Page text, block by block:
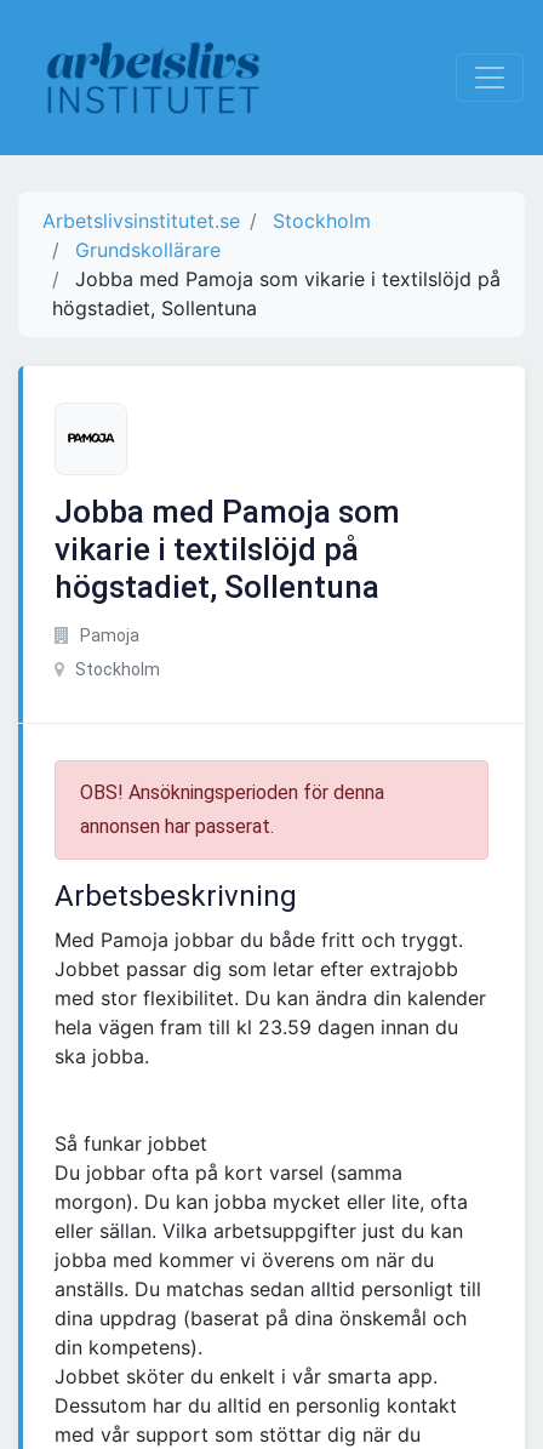
Arbetslivsinstitutet.se
Stockholm
Grundskollärare
Jobba med Pamoja som vikarie i textilslöjd på
högstadiet, Sollentuna
Jobba med Pamoja som
vikarie i textilslöjd på
högstadiet, Sollentuna
Pamoja
Stockholm
OBS! Ansökningsperioden för denna
annonsen har passerat.
Arbetsbeskrivning
Med Pamoja jobbar du både fritt och tryggt.
Jobbet passar dig som letar efter extrajobb
med stor flexibilitet. Du kan ändra din kalender
hela vägen fram till kl 23.59 dagen innan du
ska jobba.
Så funkar jobbet
Du jobbar ofta på kort varsel (samma
morgon). Du kan jobba mycket eller lite, ofta
eller sällan. Vilka arbetsuppgifter just du kan
jobba med kommer vi överens om när du
anställs. Du matchas sedan alltid personligt till
dina uppdrag (baserat på dina önskemål och
din kompetens).
Jobbet sköter du enkelt i vår smarta app.
Dessutom har du alltid en personlig kontakt
med vår support som stöttar dig när du